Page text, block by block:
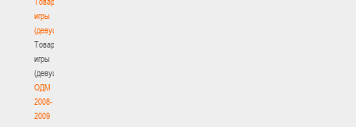
игры
(девушки)
Товарищеские
игры
(девушки)
ОДМ
2008-
2009